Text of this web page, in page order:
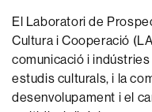
El Laboratori de
Cultura i Cooperació
comunicació i
estudis culturals, i la
desenvolupament i el